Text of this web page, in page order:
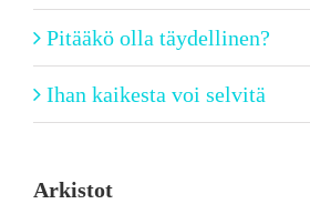
Pitääkö olla täydellinen?
Ihan kaikesta voi selvitä
Arkistot